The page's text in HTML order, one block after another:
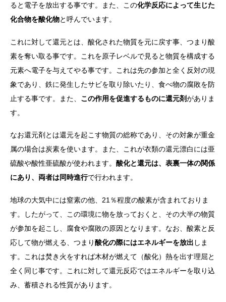
ると電子を放出する事です。また、この化学反応によって生じた
化合物を酸化物と呼んでいます。
これに対して還元とは、酸化された物質を元に戻す事、つまり酸
素を奪い取る事です。これを原子レベルで見ると物質を構成する
元素へ電子を与えてやる事です。これは先の参加と全く反対の現
象であり、鉄に発生したサビを取り除いたり、食べ物の腐敗を防
止する事です。また、 この作用を促進するものに還元剤がありま
す。
なお還元剤とは還元を起こす物質の総称であり、その対象が重金
属の場合は炭素を使います。また、これが衣類の還元漂白には亜
硫酸や酸性亜硫酸が使われます。 酸化と還元は、表裏一体の関係
にあり、両者は同時進行で行われます。
地球の大気中には窒素の他、21％程度の酸素が含まれておりま
す。したがって、この環境に物を放っておくと、その大半の物質
が参加を起こし、腐食や腐敗の原因となります。なお、酸素と反
応して物が燃える、つまり酸化の際にはエネルギーを放出 しま
す。これは焚き火をすれば木材が燃えて（酸化）熱を出す理屈と
全く同じ事です。これに対して還元反応ではエネルギーを取り込
み、蓄積される性質があります。